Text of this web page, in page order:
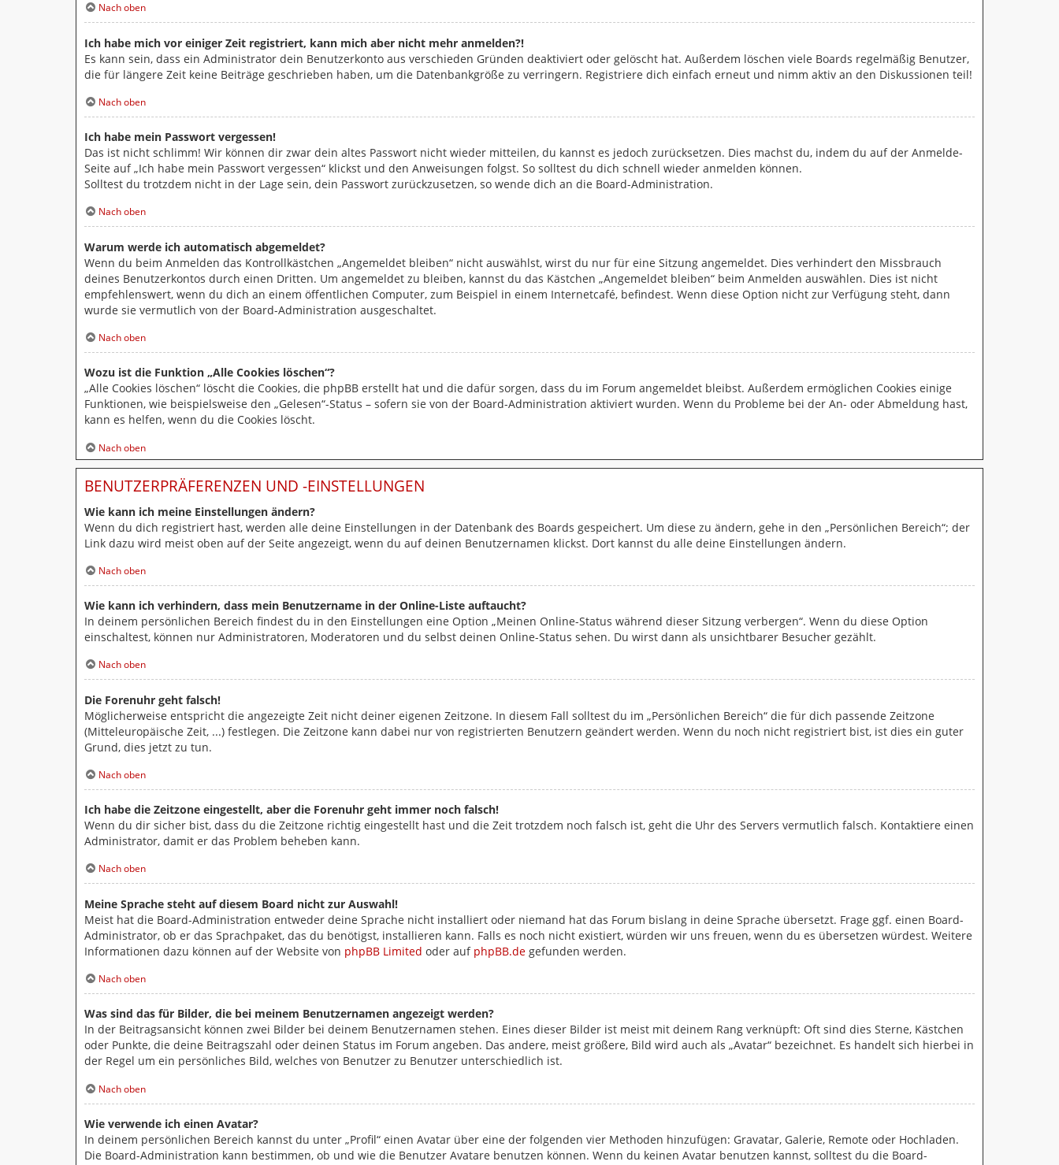
Nach oben
Ich habe mich vor einiger Zeit registriert, kann mich aber nicht mehr anmelden?!
Es kann sein, dass ein Administrator dein Benutzerkonto aus verschieden Gründen deaktiviert oder gelöscht hat. Außerdem löschen viele Boards regelmäßig Benutzer,
die für längere Zeit keine Beiträge geschrieben haben, um die Datenbankgröße zu verringern. Registriere dich einfach erneut und nimm aktiv an den Diskussionen teil!
Nach oben
Ich habe mein Passwort vergessen!
Das ist nicht schlimm! Wir können dir zwar dein altes Passwort nicht wieder mitteilen, du kannst es jedoch zurücksetzen. Dies machst du, indem du auf der Anmelde-
Seite auf „Ich habe mein Passwort vergessen“ klickst und den Anweisungen folgst. So solltest du dich schnell wieder anmelden können.
Solltest du trotzdem nicht in der Lage sein, dein Passwort zurückzusetzen, so wende dich an die Board-Administration.
Nach oben
Warum werde ich automatisch abgemeldet?
Wenn du beim Anmelden das Kontrollkästchen „Angemeldet bleiben“ nicht auswählst, wirst du nur für eine Sitzung angemeldet. Dies verhindert den Missbrauch
deines Benutzerkontos durch einen Dritten. Um angemeldet zu bleiben, kannst du das Kästchen „Angemeldet bleiben“ beim Anmelden auswählen. Dies ist nicht
empfehlenswert, wenn du dich an einem öffentlichen Computer, zum Beispiel in einem Internetcafé, befindest. Wenn diese Option nicht zur Verfügung steht, dann
wurde sie vermutlich von der Board-Administration ausgeschaltet.
Nach oben
Wozu ist die Funktion „Alle Cookies löschen“?
„Alle Cookies löschen“ löscht die Cookies, die phpBB erstellt hat und die dafür sorgen, dass du im Forum angemeldet bleibst. Außerdem ermöglichen Cookies einige
Funktionen, wie beispielsweise den „Gelesen“-Status – sofern sie von der Board-Administration aktiviert wurden. Wenn du Probleme bei der An- oder Abmeldung hast,
kann es helfen, wenn du die Cookies löscht.
Nach oben
BENUTZERPRÄFERENZEN UND -EINSTELLUNGEN
Wie kann ich meine Einstellungen ändern?
Wenn du dich registriert hast, werden alle deine Einstellungen in der Datenbank des Boards gespeichert. Um diese zu ändern, gehe in den „Persönlichen Bereich“; der
Link dazu wird meist oben auf der Seite angezeigt, wenn du auf deinen Benutzernamen klickst. Dort kannst du alle deine Einstellungen ändern.
Nach oben
Wie kann ich verhindern, dass mein Benutzername in der Online-Liste auftaucht?
In deinem persönlichen Bereich findest du in den Einstellungen eine Option „Meinen Online-Status während dieser Sitzung verbergen“. Wenn du diese Option
einschaltest, können nur Administratoren, Moderatoren und du selbst deinen Online-Status sehen. Du wirst dann als unsichtbarer Besucher gezählt.
Nach oben
Die Forenuhr geht falsch!
Möglicherweise entspricht die angezeigte Zeit nicht deiner eigenen Zeitzone. In diesem Fall solltest du im „Persönlichen Bereich“ die für dich passende Zeitzone
(Mitteleuropäische Zeit, ...) festlegen. Die Zeitzone kann dabei nur von registrierten Benutzern geändert werden. Wenn du noch nicht registriert bist, ist dies ein guter
Grund, dies jetzt zu tun.
Nach oben
Ich habe die Zeitzone eingestellt, aber die Forenuhr geht immer noch falsch!
Wenn du dir sicher bist, dass du die Zeitzone richtig eingestellt hast und die Zeit trotzdem noch falsch ist, geht die Uhr des Servers vermutlich falsch. Kontaktiere einen
Administrator, damit er das Problem beheben kann.
Nach oben
Meine Sprache steht auf diesem Board nicht zur Auswahl!
Meist hat die Board-Administration entweder deine Sprache nicht installiert oder niemand hat das Forum bislang in deine Sprache übersetzt. Frage ggf. einen Board-
Administrator, ob er das Sprachpaket, das du benötigst, installieren kann. Falls es noch nicht existiert, würden wir uns freuen, wenn du es übersetzen würdest. Weitere
Informationen dazu können auf der Website von phpBB Limited oder auf phpBB.de gefunden werden.
Nach oben
Was sind das für Bilder, die bei meinem Benutzernamen angezeigt werden?
In der Beitragsansicht können zwei Bilder bei deinem Benutzernamen stehen. Eines dieser Bilder ist meist mit deinem Rang verknüpft: Oft sind dies Sterne, Kästchen
oder Punkte, die deine Beitragszahl oder deinen Status im Forum angeben. Das andere, meist größere, Bild wird auch als „Avatar“ bezeichnet. Es handelt sich hierbei in
der Regel um ein persönliches Bild, welches von Benutzer zu Benutzer unterschiedlich ist.
Nach oben
Wie verwende ich einen Avatar?
In deinem persönlichen Bereich kannst du unter „Profil“ einen Avatar über eine der folgenden vier Methoden hinzufügen: Gravatar, Galerie, Remote oder Hochladen.
Die Board-Administration kann bestimmen, ob und wie die Benutzer Avatare benutzen können. Wenn du keinen Avatar benutzen kannst, solltest du die Board-